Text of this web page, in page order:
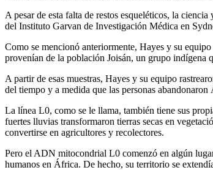
A pesar de esta falta de restos esqueléticos, la
del Instituto Garvan de Investigación Médica en
Como se mencionó anteriormente, Hayes y su
provenían de la población Joisán, un grupo indígena
A partir de esas muestras, Hayes y su equipo
del tiempo y a medida que las personas
La línea L0, como se le llama, también tiene sus
fuertes lluvias transformaron tierras secas en
convertirse en agricultores y recolectores.
Pero el ADN mitocondrial L0 comenzó en algún
humanos en África. De hecho, su territorio se